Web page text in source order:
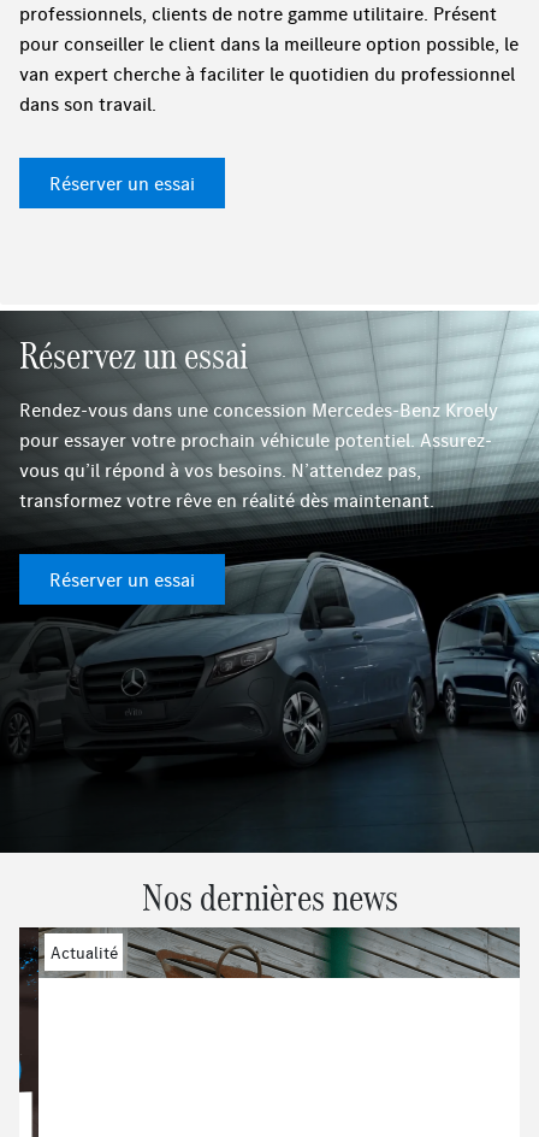
professionnels, clients de notre gamme utilitaire. Présent
pour conseiller le client dans la meilleure option possible, le
van expert cherche à faciliter le quotidien du professionnel
dans son travail.
Réserver un essai
Réservez un essai
Rendez-vous dans une concession Mercedes-Benz Kroely
pour essayer votre prochain véhicule potentiel. Assurez-
vous qu’il répond à vos besoins. N’attendez pas,
transformez votre rêve en réalité dès maintenant.
Réserver un essai
Nos dernières news
Actualité